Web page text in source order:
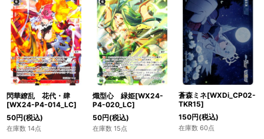
閃華繚乱 花代・肆
[WX24-P4-014_LC]
50円(税込)
在庫数 14点
熾型心 緑姫[WX24-
P4-020_LC]
50円(税込)
在庫数 15点
蒼森ミネ[WXDi_CP02-
TKR15]
150円(税込)
在庫数 60点